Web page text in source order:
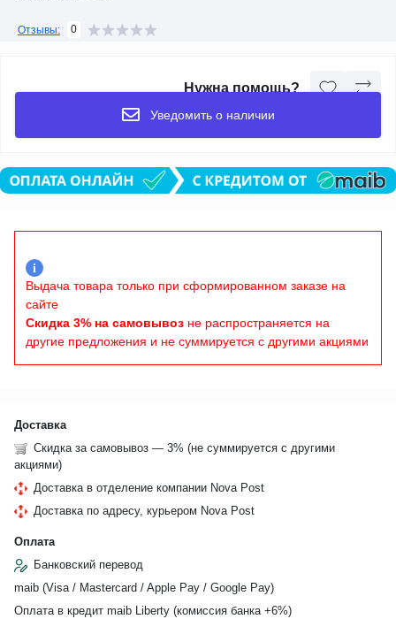
Отзывы: 0
Нужна помощь?
Уведомить о наличии
i
Выдача товара только при сформированном заказе на
сайте
Скидка 3% на самовывоз не распространяется на
другие предложения и не суммируется с другими акциями
Доставка
Скидка за самовывоз — 3% (не суммируется с другими
акциями)
Доставка в отделение компании Nova Post
Доставка по адресу, курьером Nova Post
Оплата
Банковский перевод
maib (Visa / Mastercard / Apple Pay / Google Pay)
Оплата в кредит maib Liberty (комиссия банкa +6%)